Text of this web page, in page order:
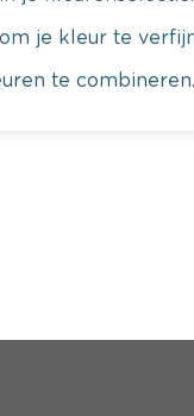
je kleur te
te combineren.